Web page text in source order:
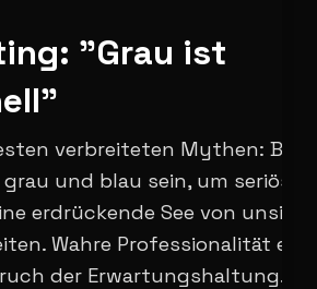
"Grau ist
verbreiteten Mythen: B2B-
und blau sein, um seriös
erdrückende See von
Wahre Professionalität
der Erwartungshaltung.